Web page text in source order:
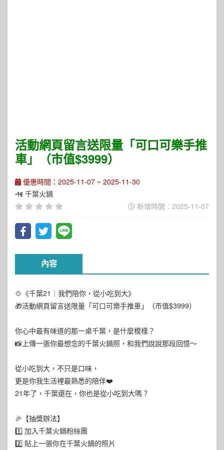
活動網頁留言送限量「可口可樂手推
車」（市值$3999）
優惠時間：2025-11-07 ~ 2025-11-30
千葉火鍋
新增時間：2025-11-07
內容
🍲《千葉21｜我們陪你，從小吃到大》
🎁活動網頁留言送限量「可口可樂手推車」（市值$3999）
你心中最有味道的那一桌千葉，是什麼模樣？
📸上傳一張你最想念的千葉火鍋照，和我們說說那段回憶～
從小吃到大，不只是口味，
更是你我生活裡最熟悉的陪伴❤️
21年了，千葉還在，你也是從小吃到大嗎？
🎉【抽獎辦法】
1️⃣ 加入千葉火鍋粉絲團
2️⃣ 貼上一張你在千葉火鍋的照片